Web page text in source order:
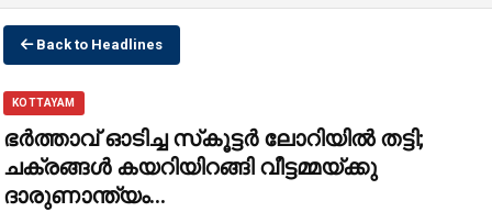
Back to Headlines
KOTTAYAM
ഭർത്താവ് ഓടിച്ച സ്‌കൂട്ടർ ലോറിയി‍ല്‍ തട്ടി;
ചക്രങ്ങൾ കയറിയിറങ്ങി വീട്ടമ്മയ്ക്കു
ദാരുണാന്ത്യം...